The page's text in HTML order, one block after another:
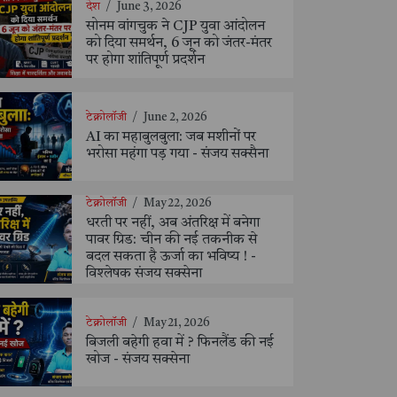
देश / June 3, 2026
सोनम वांगचुक ने CJP युवा आंदोलन
को दिया समर्थन, 6 जून को जंतर-मंतर
पर होगा शांतिपूर्ण प्रदर्शन
टेक्नोलॉजी / June 2, 2026
AI का महाबुलबुला: जब मशीनों पर
भरोसा महंगा पड़ गया - संजय सक्सैना
टेक्नोलॉजी / May 22, 2026
धरती पर नहीं, अब अंतरिक्ष में बनेगा
पावर ग्रिड: चीन की नई तकनीक से
बदल सकता है ऊर्जा का भविष्य ! -
विश्लेषक संजय सक्सेना
टेक्नोलॉजी / May 21, 2026
बिजली बहेगी हवा में ? फिनलैंड की नई
खोज - संजय सक्सेना